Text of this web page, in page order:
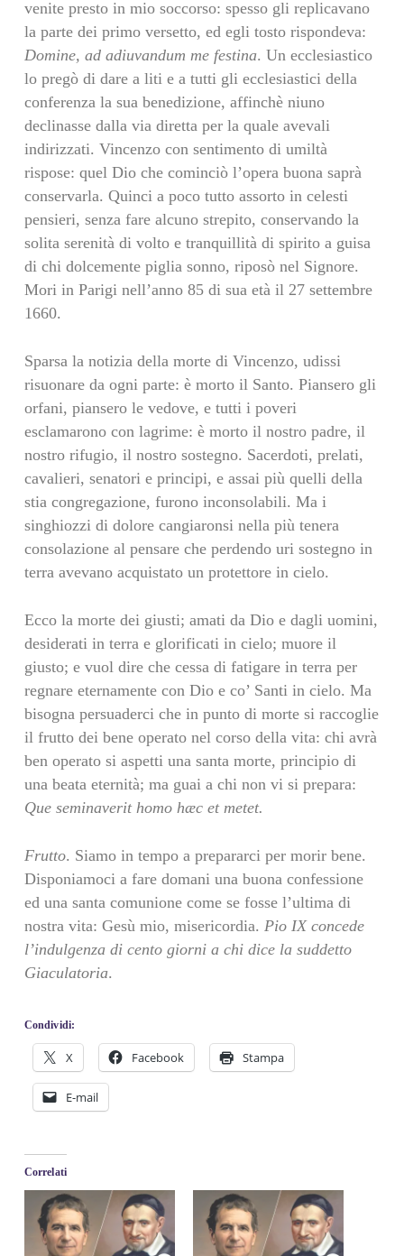
venite presto in mio soccorso: spesso gli replicavano
la parte dei primo versetto, ed egli tosto rispondeva:
Domine, ad adiuvandum me festina. Un ecclesiastico
lo pregò di dare a liti e a tutti gli ecclesiastici della
conferenza la sua benedizione, affinchè niuno
declinasse dalla via diretta per la quale avevali
indirizzati. Vincenzo con sentimento di umiltà
rispose: quel Dio che cominciò l’opera buona saprà
conservarla. Quinci a poco tutto assorto in celesti
pensieri, senza fare alcuno strepito, conservando la
solita serenità di volto e tranquillità di spirito a guisa
di chi dolcemente piglia sonno, riposò nel Signore.
Mori in Parigi nell’anno 85 di sua età il 27 settembre
1660.
Sparsa la notizia della morte di Vincenzo, udissi
risuonare da ogni parte: è morto il Santo. Piansero gli
orfani, piansero le vedove, e tutti i poveri
esclamarono con lagrime: è morto il nostro padre, il
nostro rifugio, il nostro sostegno. Sacerdoti, prelati,
cavalieri, senatori e principi, e assai più quelli della
stia congregazione, furono inconsolabili. Ma i
singhiozzi di dolore cangiaronsi nella più tenera
consolazione al pensare che perdendo uri sostegno in
terra avevano acquistato un protettore in cielo.
Ecco la morte dei giusti; amati da Dio e dagli uomini,
desiderati in terra e glorificati in cielo; muore il
giusto; e vuol dire che cessa di fatigare in terra per
regnare eternamente con Dio e co’ Santi in cielo. Ma
bisogna persuaderci che in punto di morte si raccoglie
il frutto dei bene operato nel corso della vita: chi avrà
ben operato si aspetti una santa morte, principio di
una beata eternità; ma guai a chi non vi si prepara:
Que seminaverit homo hæc et metet.
Frutto. Siamo in tempo a prepararci per morir bene.
Disponiamoci a fare domani una buona confessione
ed una santa comunione come se fosse l’ultima di
nostra vita: Gesù mio, misericordia. Pio IX concede
l’indulgenza di cento giorni a chi dice la suddetto
Giaculatoria.
Condividi:
X Facebook Stampa
E-mail
Correlati